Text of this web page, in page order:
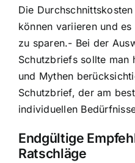
Die
können variieren und
zu sparen.- Bei der
Schutzbriefs sollte man
und Mythen
Schutzbrief, der am
individuellen
Endgültige
Ratschläge